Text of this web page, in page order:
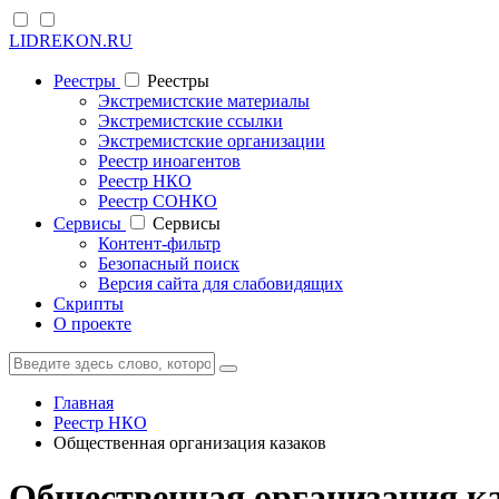
LIDREKON.RU
Реестры
Реестры
Экстремистские материалы
Экстремистские ссылки
Экстремистские организации
Реестр иноагентов
Реестр НКО
Реестр СОНКО
Cервисы
Cервисы
Контент-фильтр
Безопасный поиск
Версия сайта для слабовидящих
Скрипты
О проекте
Главная
Реестр НКО
Общественная организация казаков